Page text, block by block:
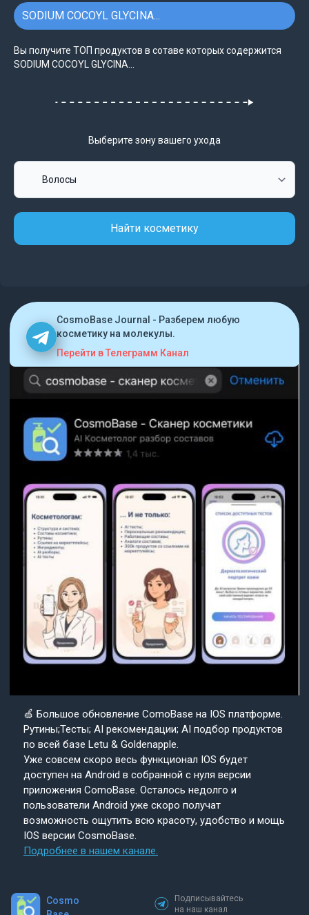
SODIUM COCOYL GLYCINA...
Вы получите ТОП продуктов в сотаве которых содержится
SODIUM COCOYL GLYCINA...
Выберите зону вашего ухода
Найти косметику
CosmoBase Journal - Разберем любую
косметику на молекулы.
Перейти в Телеграмм Канал
🍏 Большое обновление ComoBase на IOS платформе.
Рутины;Тесты; AI рекомендации; AI подбор продуктов
по всей базе Letu & Goldenapple.
Уже совсем скоро весь функционал IOS будет
доступен на Android в собранной с нуля версии
приложения ComoBase. Осталось недолго и
пользователи Android уже скоро получат
возможность ощутить всю красоту, удобство и мощь
IOS версии CosmoBase.
Подробнее в нашем канале.
Cosmo
Подписывайтесь
на наш канал